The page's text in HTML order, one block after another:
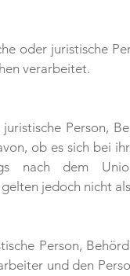
oder juristische
verarbeitet.
Person,
ob es sich bei
nach dem
jedoch nicht
Person,
und den